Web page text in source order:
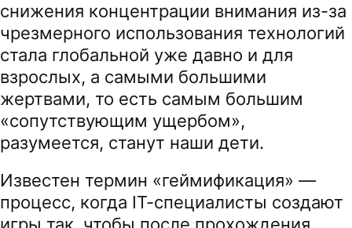
снижения концентрации внимания из-за
чрезмерного использования технологий
стала глобальной уже давно и для
взрослых, а самыми большими
жертвами, то есть самым большим
«сопутствующим ущербом»,
разумеется, станут наши дети.
Известен термин «геймификация» —
процесс, когда IT-специалисты создают